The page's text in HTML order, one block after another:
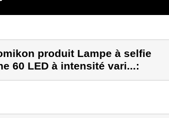
produit Lampe à selfie
60 LED à intensité vari...: